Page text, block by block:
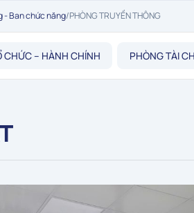
- Ban chức năng/PHÒNG TRUYỀN THÔNG
CHỨC – HÀNH CHÍNH PHÒNG TÀI